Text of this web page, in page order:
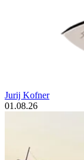
Jurij Kofner
01.08.26